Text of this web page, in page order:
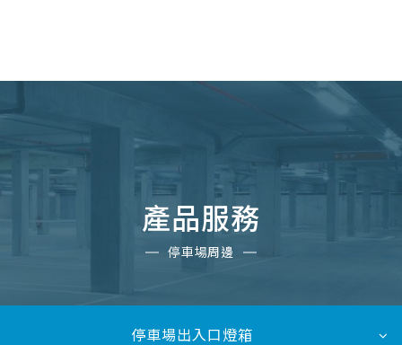
產品服務
停車場周邊
停車場出入口燈箱